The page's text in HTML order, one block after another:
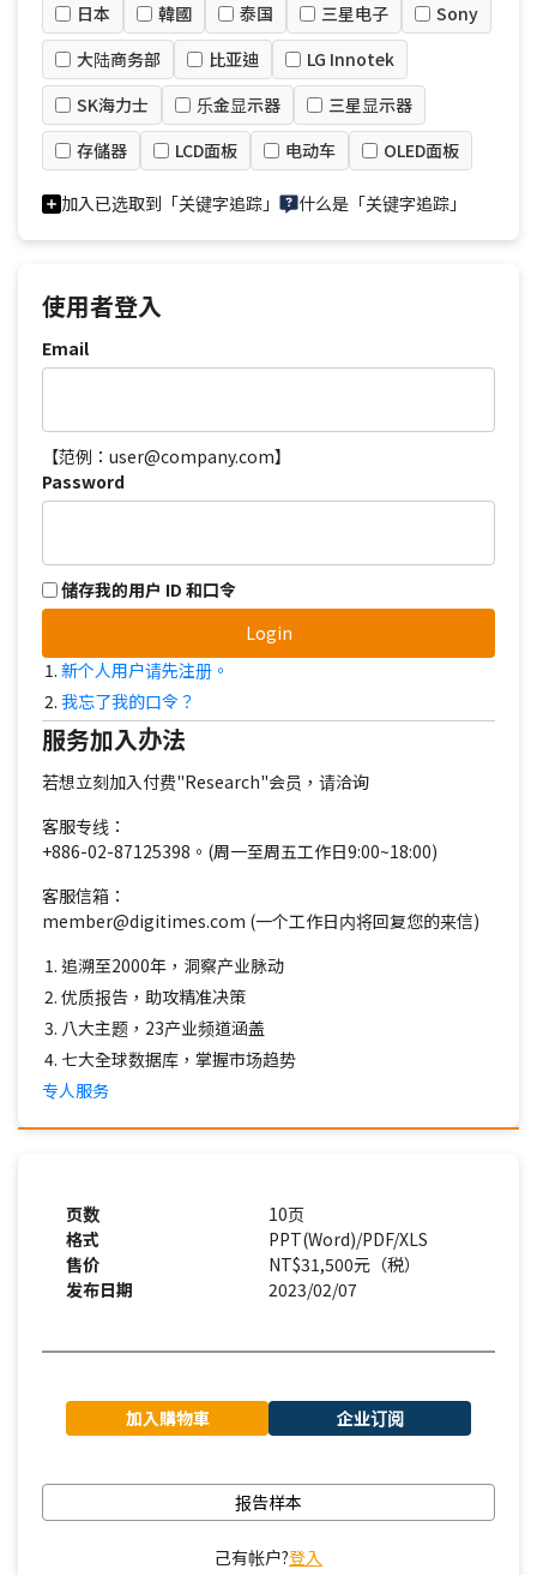
日本 韓國 泰国 三星电子
Sony
大陆商务部
比亚迪
LG Innotek
SK海力士
乐金显示器
三星显示器
存儲器
LCD面板 电动车 OLED面板
加入已选取到「关键字追踪」 什么是「关键字追踪」
使用者登入
Email
【范例：user@company.com】
Password
储存我的用户 ID 和口令
Login
新个人用户请先注册。
我忘了我的口令？
服务加入办法
若想立刻加入付费"Research"会员，请洽询
客服专线：
+886-02-87125398。(周一至周五工作日9:00~18:00)
客服信箱：
member@digitimes.com (一个工作日内将回复您的来信)
追溯至2000年，洞察产业脉动
优质报告，助攻精准决策
八大主题，23产业频道涵盖
七大全球数据库，掌握市场趋势
专人服务
页数
10页
格式
PPT(Word)/PDF/XLS
售价
NT$31,500元（税）
发布日期
2023/02/07
加入購物車 企业订阅
报告样本
己有帐户?登入